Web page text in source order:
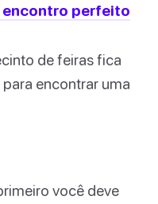
perfeito
de feiras fica
encontrar uma
você deve